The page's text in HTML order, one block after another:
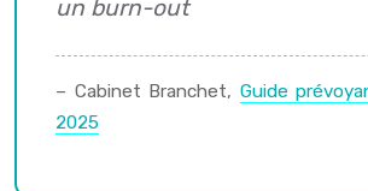
un burn-out
– Cabinet Branchet, Guide
2025